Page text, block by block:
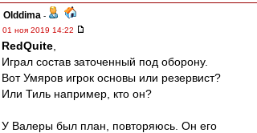
Olddima -
01 ноя 2019 14:22
RedQuite
Играл состав заточенный под оборону.
Вот Умяров игрок основы или резервист?
Или Тиль например, кто он?
У Валеры был план, повторяюсь. Он его